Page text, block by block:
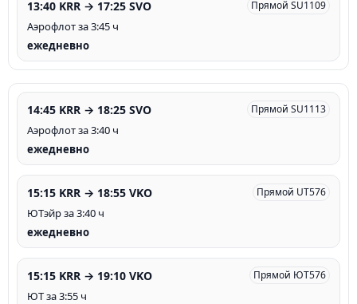
13:40 KRR → 17:25 SVO Прямой SU1109
Аэрофлот за 3:45 ч
ежедневно
14:45 KRR → 18:25 SVO Прямой SU1113
Аэрофлот за 3:40 ч
ежедневно
15:15 KRR → 18:55 VKO Прямой UT576
ЮТэйр за 3:40 ч
ежедневно
15:15 KRR → 19:10 VKO Прямой ЮТ576
ЮТ за 3:55 ч